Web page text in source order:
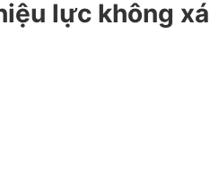
lực không